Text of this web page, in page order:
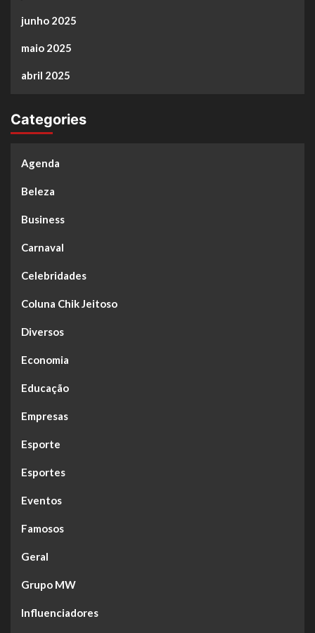
junho 2025
maio 2025
abril 2025
Categories
Agenda
Beleza
Business
Carnaval
Celebridades
Coluna Chik Jeitoso
Diversos
Economia
Educação
Empresas
Esporte
Esportes
Eventos
Famosos
Geral
Grupo MW
Influenciadores